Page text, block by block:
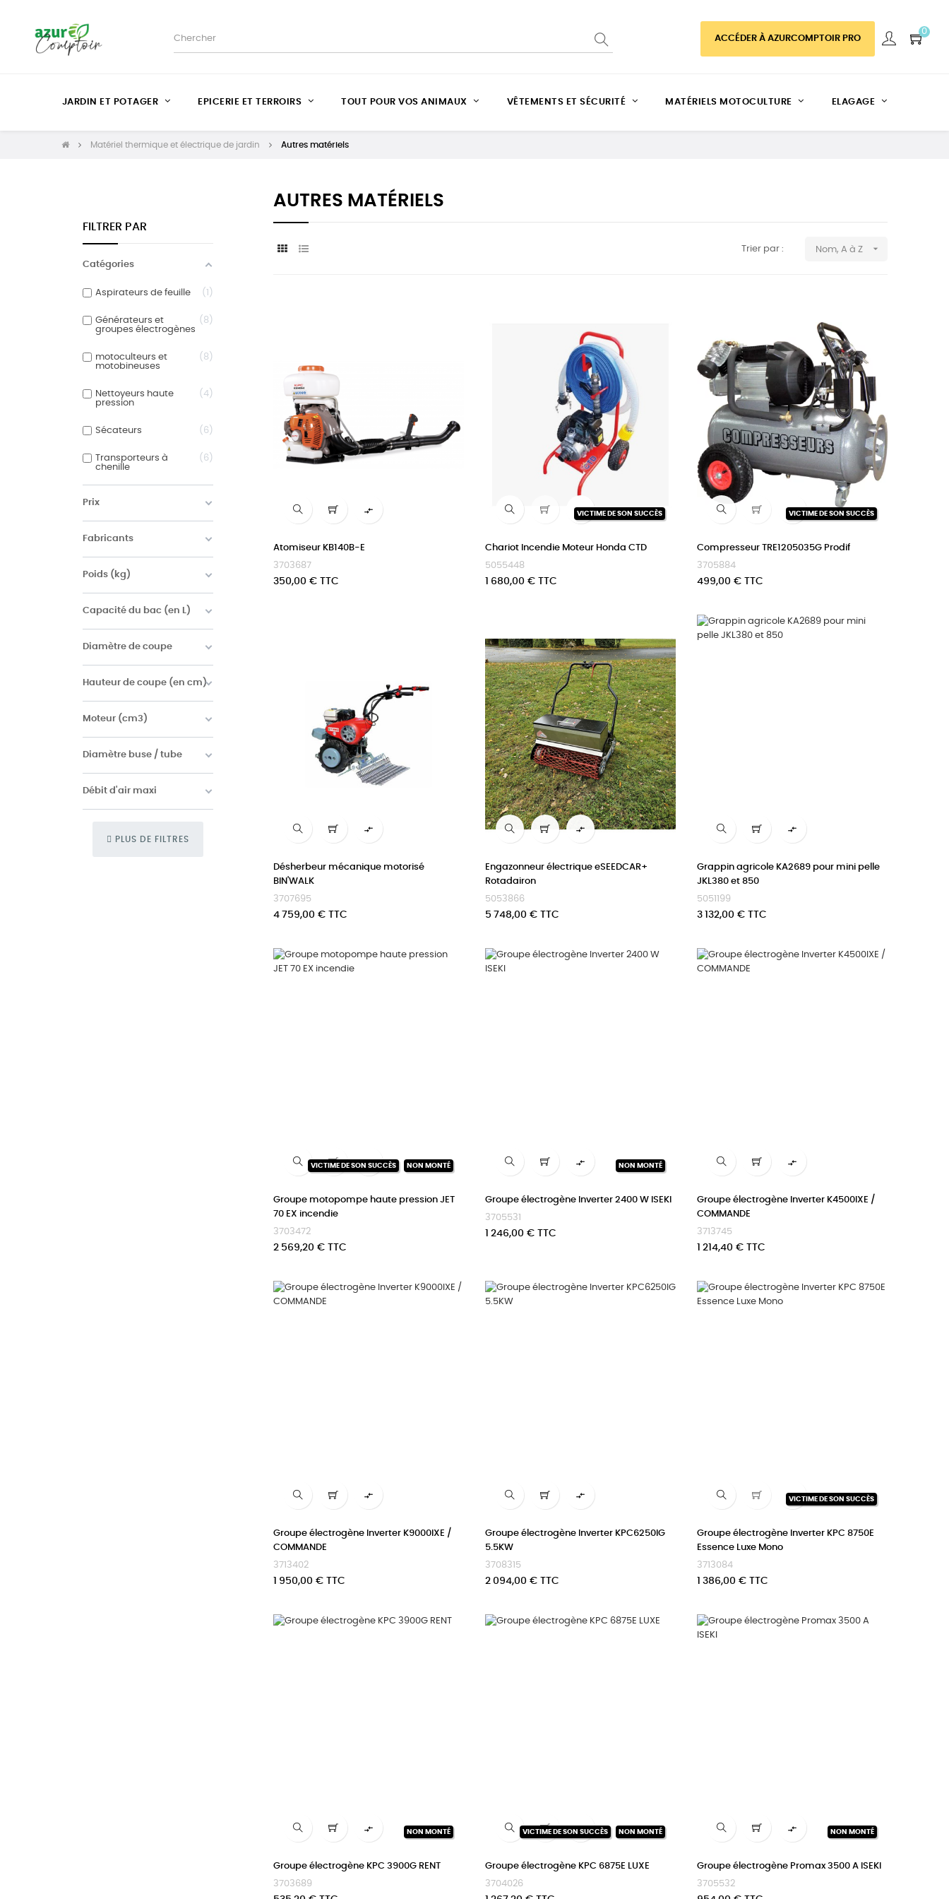
ACCÉDER À AZURCOMPTOIR PRO
0
JARDIN ET POTAGER EPICERIE ET TERROIRS TOUT POUR VOS ANIMAUX VÊTEMENTS ET SÉCURITÉ MATÉRIELS MOTOCULTURE ELAGAGE
Matériel thermique et électrique de jardin Autres matériels
FILTRER PAR
Catégories
Aspirateurs de feuille 1
Générateurs et
groupes électrogènes
8
motoculteurs et
motobineuses
8
Nettoyeurs haute
pression
4
Sécateurs 6
Transporteurs à
chenille
6
Prix
Fabricants
Poids (kg)
Capacité du bac (en L)
Diamètre de coupe
Hauteur de coupe (en cm)
Moteur (cm3)
Diamètre buse / tube
Débit d'air maxi
PLUS DE FILTRES
AUTRES MATÉRIELS
Trier par : Nom, A à Z 

Atomiseur KB140B-E
3703687
Prix
350,00 € TTC
VICTIME DE SON SUCCÈS

Chariot Incendie Moteur Honda CTD
5055448
Prix
1 680,00 € TTC
VICTIME DE SON SUCCÈS

Compresseur TRE1205035G Prodif
3705884
Prix
499,00 € TTC

Désherbeur mécanique motorisé
BIN'WALK
3707695
Prix
4 759,00 € TTC

Engazonneur électrique eSEEDCAR+
Rotadairon
5053866
Prix
5 748,00 € TTC

Grappin agricole KA2689 pour mini pelle
JKL380 et 850
5051199
Prix
3 132,00 € TTC
VICTIME DE SON SUCCÈS NON MONTÉ

Groupe motopompe haute pression JET
70 EX incendie
3703472
Prix
2 569,20 € TTC
NON MONTÉ

Groupe électrogène Inverter 2400 W ISEKI
3705531
Prix
1 246,00 € TTC

Groupe électrogène Inverter K4500IXE /
COMMANDE
3713745
Prix
1 214,40 € TTC

Groupe électrogène Inverter K9000IXE /
COMMANDE
3713402
Prix
1 950,00 € TTC

Groupe électrogène Inverter KPC6250IG
5.5KW
3708315
Prix
2 094,00 € TTC
VICTIME DE SON SUCCÈS

Groupe électrogène Inverter KPC 8750E
Essence Luxe Mono
3713084
Prix
1 386,00 € TTC
NON MONTÉ

Groupe électrogène KPC 3900G RENT
3703689
VICTIME DE SON SUCCÈS NON MONTÉ

Groupe électrogène KPC 6875E LUXE
3704026
NON MONTÉ

Groupe électrogène Promax 3500 A ISEKI
3705532